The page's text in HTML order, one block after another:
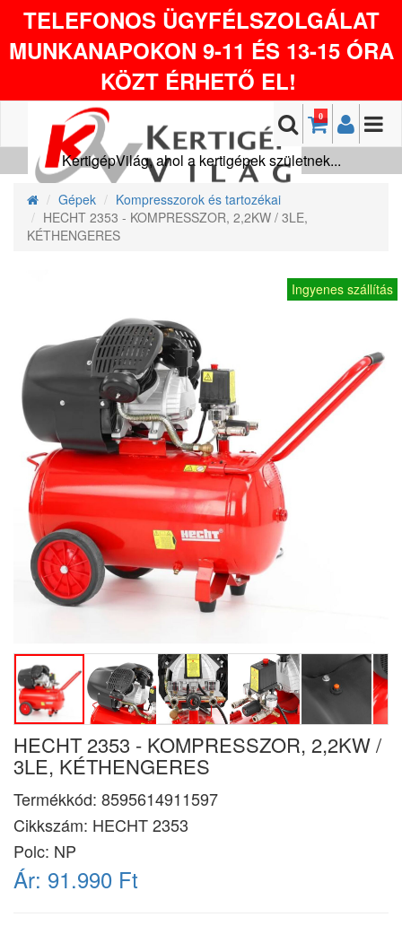
TELEFONOS ÜGYFÉLSZOLGÁLAT
MUNKANAPOKON 9-11 ÉS 13-15 ÓRA
KÖZT ÉRHETŐ EL!
0
KertigépVilág, ahol a kertigépek születnek...
Gépek
Kompresszorok és tartozékai
HECHT 2353 - KOMPRESSZOR, 2,2KW / 3LE,
KÉTHENGERES
Ingyenes szállítás
HECHT 2353 - KOMPRESSZOR, 2,2KW /
3LE, KÉTHENGERES
Termékkód: 8595614911597
Cikkszám: HECHT 2353
Polc: NP
Ár: 91.990 Ft